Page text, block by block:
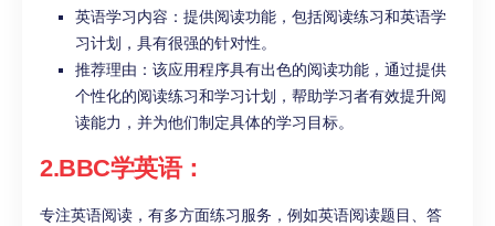
英语学习内容：提供阅读功能，包括阅读练习和英语学
习计划，具有很强的针对性。
推荐理由：该应用程序具有出色的阅读功能，通过提供
个性化的阅读练习和学习计划，帮助学习者有效提升阅
读能力，并为他们制定具体的学习目标。
2.BBC学英语：
专注英语阅读，有多方面练习服务，例如英语阅读题目、答